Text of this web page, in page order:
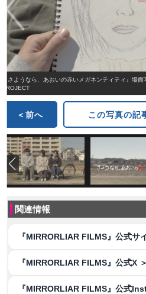
『さようなら、あおいの赤いメガネンティティ』場
PROJECT
＜前へ この写真の記
関連情報
『MIRRORLIAR FILMS』公式サ
『MIRRORLIAR FILMS』公式X ＞
『MIRRORLIAR FILMS』公式